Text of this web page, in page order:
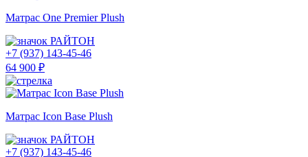
Матрас One Premier Plush
РАЙТОН
+7 (937) 143-45-46
64 900 ₽
Матрас Icon Base Plush
РАЙТОН
+7 (937) 143-45-46